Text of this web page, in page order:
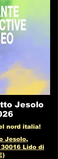
Jesolo
nord italia!
Jesolo,
Lido di